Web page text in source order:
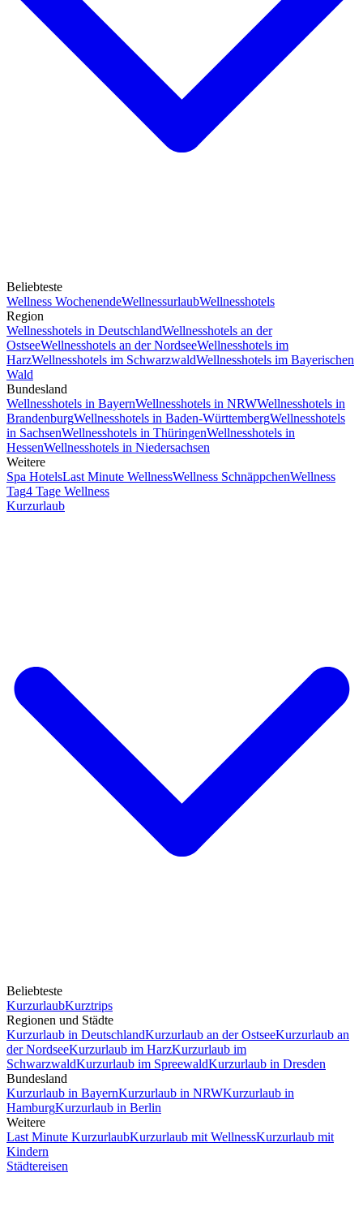
Beliebteste
Wellness WochenendeWellnessurlaubWellnesshotels
Region
Wellnesshotels in DeutschlandWellnesshotels an der
OstseeWellnesshotels an der NordseeWellnesshotels im
HarzWellnesshotels im SchwarzwaldWellnesshotels im Bayerischen
Wald
Bundesland
Wellnesshotels in BayernWellnesshotels in NRWWellnesshotels in
BrandenburgWellnesshotels in Baden-WürttembergWellnesshotels
in SachsenWellnesshotels in ThüringenWellnesshotels in
HessenWellnesshotels in Niedersachsen
Weitere
Spa HotelsLast Minute WellnessWellness SchnäppchenWellness
Tag4 Tage Wellness
Kurzurlaub
Beliebteste
KurzurlaubKurztrips
Regionen und Städte
Kurzurlaub in DeutschlandKurzurlaub an der OstseeKurzurlaub an
der NordseeKurzurlaub im HarzKurzurlaub im
SchwarzwaldKurzurlaub im SpreewaldKurzurlaub in Dresden
Bundesland
Kurzurlaub in BayernKurzurlaub in NRWKurzurlaub in
HamburgKurzurlaub in Berlin
Weitere
Last Minute KurzurlaubKurzurlaub mit WellnessKurzurlaub mit
Kindern
Städtereisen